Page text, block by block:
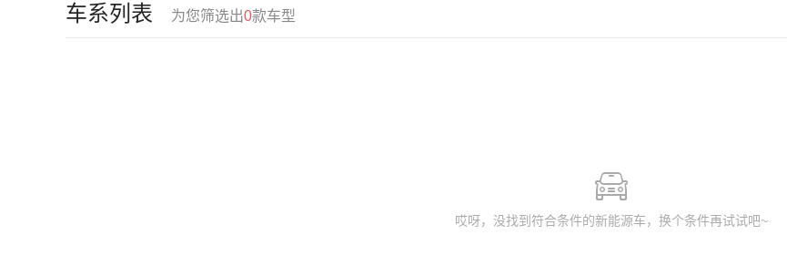
车系列表 为您筛选出0款车型
哎呀，没找到符合条件的新能源车，换个条件再试试吧~